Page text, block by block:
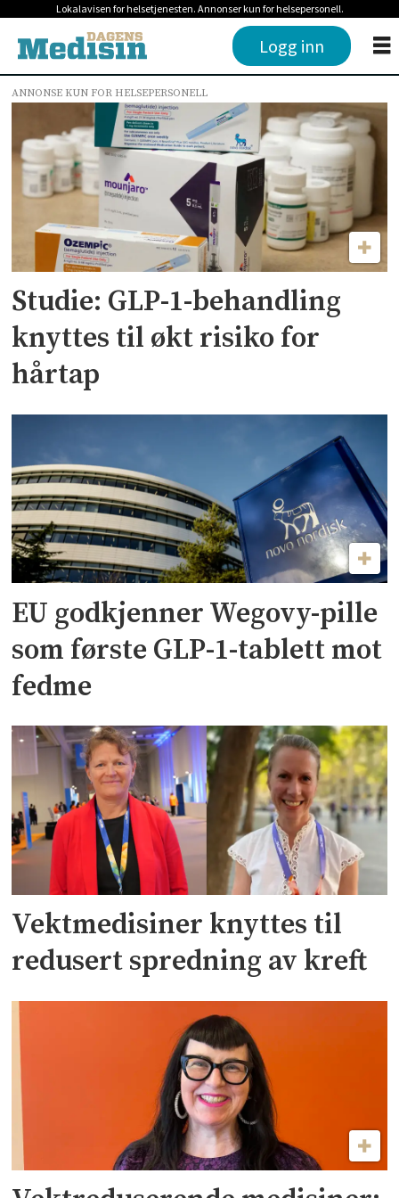
Lokalavisen for helsetjenesten. Annonser kun for helsepersonell.
Logg inn
Tag:
glp-
ANNONSE KUN FOR HELSEPERSONELL
Studie: GLP-1-behandling
knyttes til økt risiko for
hårtap
EU godkjenner Wegovy-pille
som første GLP-1-tablett mot
fedme
Vektmedisiner knyttes til
redusert spredning av kreft